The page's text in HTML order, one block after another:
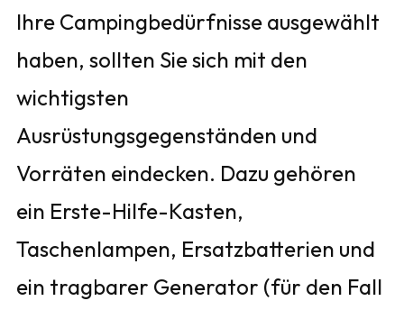
Ihre Campingbedürfnisse ausgewählt
haben, sollten Sie sich mit den
wichtigsten
Ausrüstungsgegenständen und
Vorräten eindecken. Dazu gehören
ein Erste-Hilfe-Kasten,
Taschenlampen, Ersatzbatterien und
ein tragbarer Generator (für den Fall